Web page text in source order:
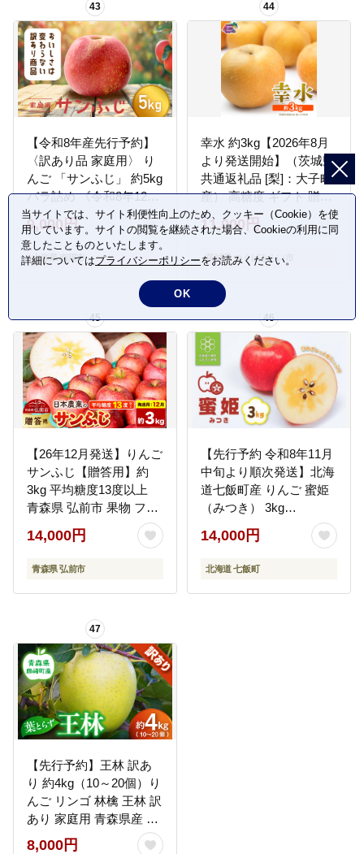
43
【令和8年産先行予約】
〈訳あり品 家庭用〉 り
んご 「サンふじ」 約5kg
バラ詰め 《令和8年12月
上旬～令和9年2月下旬発
送》 『カネタ高橋青
果』 リンゴ 山形県 南陽
市 [1958]
9,000円
山形県 南陽市
44
幸水 約3kg【2026年8月
より発送開始】（茨城県
共通返礼品 [梨]：大子町
産） 高糖度 ギフト 贈り
物 プレゼント フルーツ
なし ナシ 和梨 梨 果実
せ くだもの 果物 みずみ
ずしい [FC72-NT]
11,000円
茨城県 つくばみらい市
45
【26年12月発送】りんご
サンふじ【贈答用】約
3kg 平均糖度13度以上
青森県 弘前市 果物 フル
ーツ 林檎 リンゴ くだも
の 贈り物 ギフト [先行予
約 産地直送 アップル 青
14,000円
青森県 弘前市
46
【先行予約 令和8年11月
中旬より順次発送】北海
道七飯町産 りんご 蜜姫
（みつき） 3kg
NAAL002
14,000円
北海道 七飯町
47
【先行予約】王林 訳あ
り 約4kg（10～20個）り
んご リンゴ 林檎 王林 訳
あり 家庭用 青森県産 果
物 フルーツ F41-0026
8,000円
当サイトでは、サイト利便性向上のため、クッキー（Cookie）を使
用しています。サイトの閲覧を継続された場合、Cookieの利用に同
意したことものといたします。
詳細についてはプライバシーポリシーをお読みください。
OK